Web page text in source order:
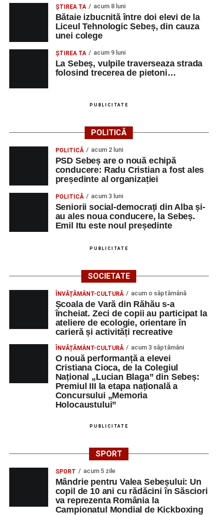
ŞTIREA TA acum 8 luni
Bătaie izbucnită între doi elevi de la
Liceul Tehnologic Sebeș, din cauza
unei colege
ŞTIREA TA acum 9 luni
La Sebeș, vulpile traverseaza strada
folosind trecerea de pietoni…
PUBLICITATE
POLITICĂ
POLITICĂ acum 2 luni
PSD Sebeș are o nouă echipă
conducere: Radu Cristian a fost ales
președinte al organizației
POLITICĂ acum 3 luni
Seniorii social-democrați din Alba și-
au ales noua conducere, la Sebeș.
Emil Itu este noul președinte
PUBLICITATE
SOCIETATE
ÎNVĂȚĂMÂNT-CULTURĂ acum o săptămână
Școala de Vară din Răhău s-a
încheiat. Zeci de copii au participat la
ateliere de ecologie, orientare în
carieră și activități recreative
ÎNVĂȚĂMÂNT-CULTURĂ acum 3 săptămâni
O nouă performanță a elevei
Cristiana Cioca, de la Colegiul
Național „Lucian Blaga” din Sebeș:
Premiul III la etapa națională a
Concursului „Memoria
Holocaustului”
PUBLICITATE
SPORT
SPORT acum 5 zile
Mândrie pentru Valea Sebeșului: Un
copil de 10 ani cu rădăcini în Săsciori
va reprezenta România la
Campionatul Mondial de Kickboxing